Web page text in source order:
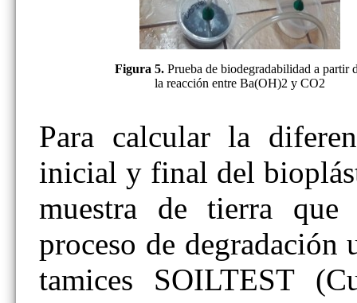
Figura 5. Prueba de biodegradabilidad a partir
la reacción entre Ba(OH)2 y CO2
Para calcular la
inicial y final del
muestra de tierra
proceso de degradación
tamices SOILTEST